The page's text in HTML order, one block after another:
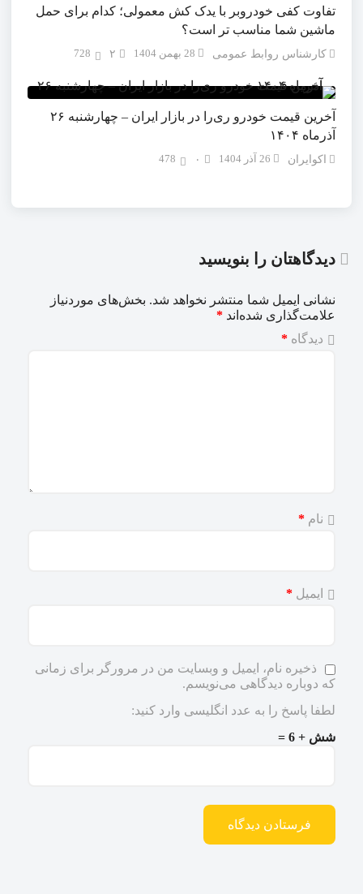
تفاوت کفی خودروبر با یدک ‌کش معمولی؛ کدام برای حمل
ماشین شما مناسب ‌تر است؟
کارشناس روابط عمومی 28 بهمن 1404 728
آخرین قیمت خودرو ری‌را در بازار ایران – چهارشنبه ۲۶
آذرماه ۱۴۰۴
اکوایران 26 آذر 1404 478
دیدگاهتان را بنویسید
نشانی ایمیل شما منتشر نخواهد شد. بخش‌های موردنیاز
علامت‌گذاری شده‌اند *
دیدگاه *
نام *
ایمیل *
ذخیره نام، ایمیل و وبسایت من در مرورگر برای زمانی
که دوباره دیدگاهی می‌نویسم.
لطفا پاسخ را به عدد انگلیسی وارد کنید:
شش + 6 =